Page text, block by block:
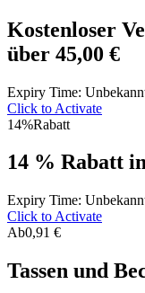
Kostenloser
über 45,00 €
Expiry Time:
Click to Activate
14%Rabatt
14 % Rabatt
Expiry Time:
Click to Activate
Ab0,91 €
Tassen und